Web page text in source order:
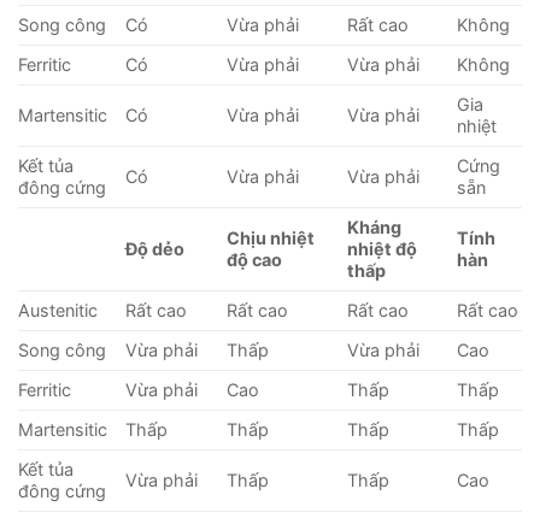
Song công
Có Vừa phải Rất cao
Không
Ferritic
Có Vừa phải Vừa phải Không
Martensitic Có Vừa phải Vừa phải
Gia
nhiệt
Kết tủa
đông cứng
Có Vừa phải Vừa phải
Cứng
sẵn
Độ dẻo
Chịu nhiệt
độ cao
Kháng
nhiệt độ
thấp
Tính
hàn
Austenitic Rất cao Rất cao Rất cao
Rất cao
Song công
Vừa phải Thấp Vừa phải
Cao
Ferritic
Vừa phải Cao Thấp
Thấp
Martensitic
Thấp Thấp Thấp
Thấp
Kết tủa
đông cứng
Vừa phải Thấp Thấp Cao